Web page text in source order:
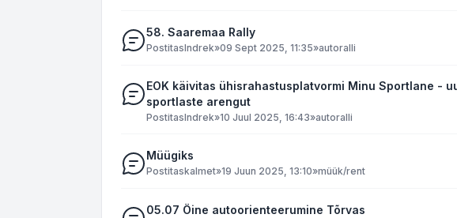
58. Saaremaa Rally
PostitasIndrek»09 Sept 2025, 11:35»autoralli
EOK käivitas ühisrahastusplatvormi Minu Sportlane -
sportlaste arengut
PostitasIndrek»10 Juul 2025, 16:43»autoralli
Müügiks
Postitaskalmet»19 Juun 2025, 13:10»müük/rent
05.07 Öine autoorienteerumine Tõrvas